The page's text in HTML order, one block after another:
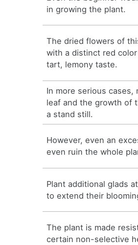
in growing the plant.
The dried flowers of
with a distinct red
tart, lemony taste.
In more serious
leaf and the growth of
a stand still.
However, even an
even ruin the whole
Plant additional glads
to extend their
The plant is made
certain non-selective